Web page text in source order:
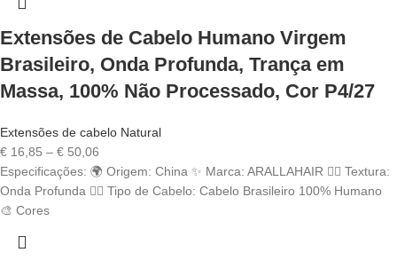
Extensões de Cabelo Humano Virgem
Brasileiro, Onda Profunda, Trança em
Massa, 100% Não Processado, Cor P4/27
Extensões de cabelo Natural
€ 16,85 – € 50,06
range:
€ 16,85
Especificações: 🌍 Origem: China ✨ Marca: ARALLAHAIR 💁‍♀️ Textura:
Onda Profunda 💇‍♀️ Tipo de Cabelo: Cabelo Brasileiro 100% Humano
🎨 Cores